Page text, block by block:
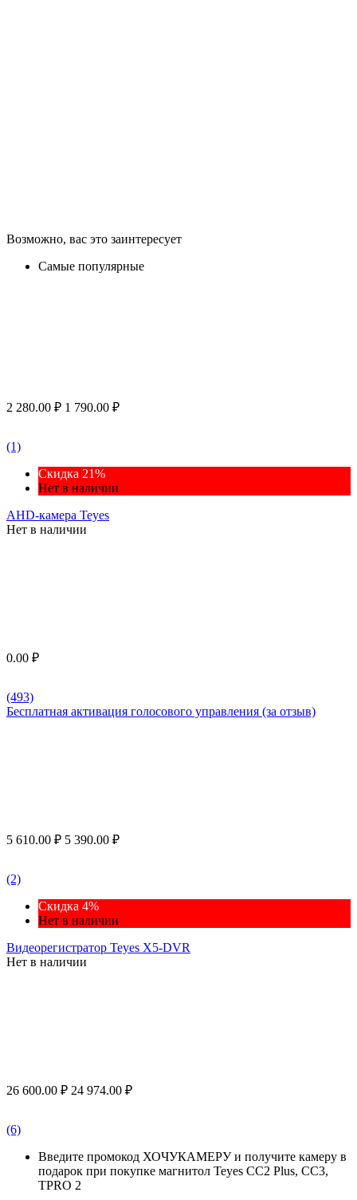
Возможно, вас это заинтересует
Самые популярные
2 280.00 ₽ 1 790.00 ₽
(1)
Скидка 21%
Нет в наличии
AHD-камера Teyes
Нет в наличии
0.00 ₽
(493)
Бесплатная активация голосового управления (за отзыв)
5 610.00 ₽ 5 390.00 ₽
(2)
Скидка 4%
Нет в наличии
Видеорегистратор Teyes X5-DVR
Нет в наличии
26 600.00 ₽ 24 974.00 ₽
(6)
Введите промокод ХОЧУКАМЕРУ и получите камеру в
подарок при покупке магнитол Teyes CC2 Plus, CC3,
TPRO 2